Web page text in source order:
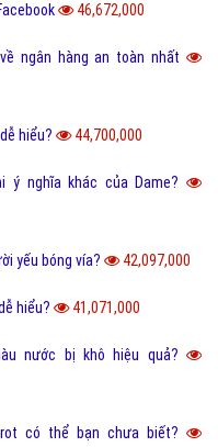
46,672,000
ngân hàng an toàn nhất
hiểu? 44,700,000
ý nghĩa khác của Dame?
yếu bóng vía? 42,097,000
hiểu? 41,071,000
nước bị khô hiệu quả?
có thể bạn chưa biết?